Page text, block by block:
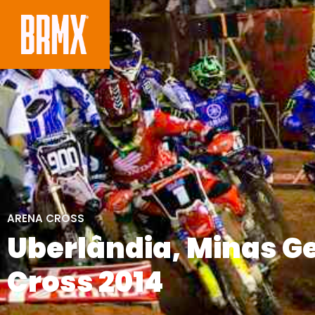
ARENA CROSS
Uberlândia, Minas
Cross 2014